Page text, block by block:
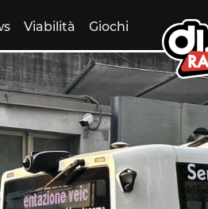
Viabilità Giochi